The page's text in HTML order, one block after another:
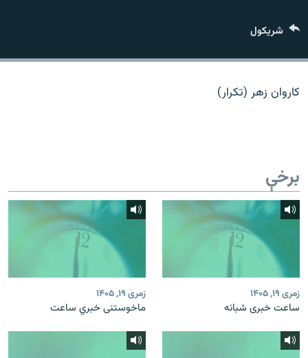
د ازادې اروپا/ ازادي راډيو ټولې پاڼې
شريکول
کاروان زهر (تکرار)
برخې
زمری ۱۹, ۱۴۰۵
ساعت خبری شبانه
زمری ۱۹, ۱۴۰۵
ماخوستنی خبري ساعت